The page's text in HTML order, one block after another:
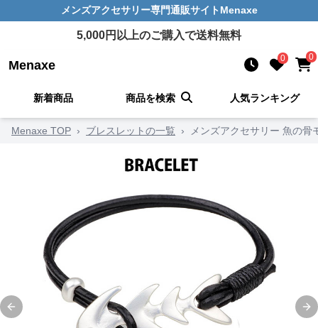
メンズアクセサリー専門通販サイト Menaxe
5,000円以上のご購入で送料無料
Menaxe 0 0
新着商品 商品を検索 人気ランキング
Menaxe TOP › ブレスレットの一覧 › メンズアクセサリー 魚の
Previous slide